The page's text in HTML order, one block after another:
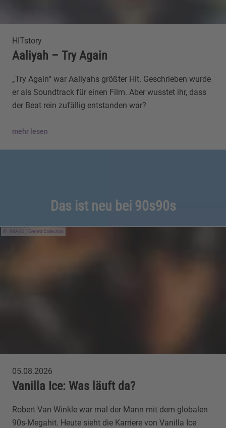
HITstory
Aaliyah – Try Again
„Try Again“ war Aaliyahs größter Hit. Geschrieben wurde
er als Soundtrack für einen Film. Aber wusstet ihr, dass
der Beat rein zufällig entstanden war?
mehr lesen
Das ist neu bei 90s90s
IMAGO / Everett Collection
05.08.2026
Vanilla Ice: Was läuft da?
Robert Van Winkle war mal der Mann mit dem globalen
90s-Megahit. Heute sieht die Karriere von Vanilla Ice